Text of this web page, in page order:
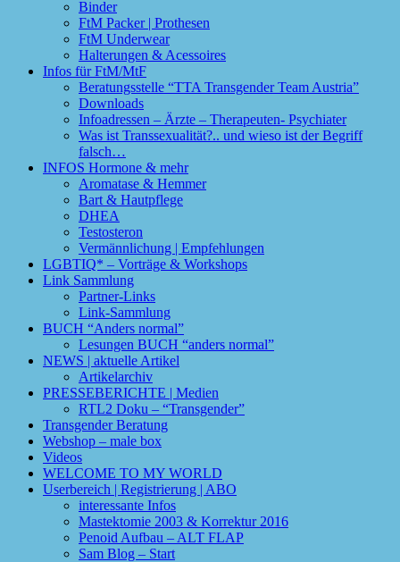
Binder
FtM Packer | Prothesen
FtM Underwear
Halterungen & Acessoires
Infos für FtM/MtF
Beratungsstelle “TTA Transgender Team Austria”
Downloads
Infoadressen – Ärzte – Therapeuten- Psychiater
Was ist Transsexualität?.. und wieso ist der Begriff
falsch…
INFOS Hormone & mehr
Aromatase & Hemmer
Bart & Hautpflege
DHEA
Testosteron
Vermännlichung | Empfehlungen
LGBTIQ* – Vorträge & Workshops
Link Sammlung
Partner-Links
Link-Sammlung
BUCH “Anders normal”
Lesungen BUCH “anders normal”
NEWS | aktuelle Artikel
Artikelarchiv
PRESSEBERICHTE | Medien
RTL2 Doku – “Transgender”
Transgender Beratung
Webshop – male box
Videos
WELCOME TO MY WORLD
Userbereich | Registrierung | ABO
interessante Infos
Mastektomie 2003 & Korrektur 2016
Penoid Aufbau – ALT FLAP
Sam Blog – Start